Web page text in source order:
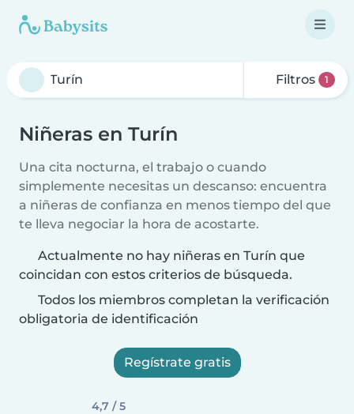
Filtros 1
Niñeras en Turín
Una cita nocturna, el trabajo o cuando
simplemente necesitas un descanso: encuentra
a niñeras de confianza en menos tiempo del que
te lleva negociar la hora de acostarte.
Actualmente no hay niñeras en Turín que
coincidan con estos criterios de búsqueda.
Todos los miembros completan la verificación
obligatoria de identificación
Regístrate gratis
4,7 / 5